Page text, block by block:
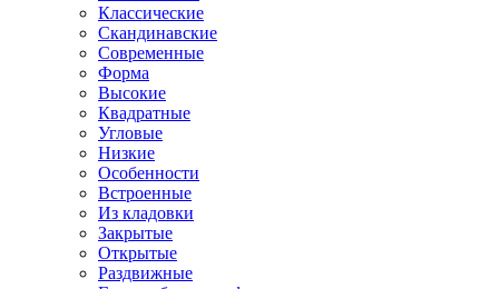
Классические
Скандинавские
Современные
Форма
Высокие
Квадратные
Угловые
Низкие
Особенности
Встроенные
Из кладовки
Закрытые
Открытые
Раздвижные